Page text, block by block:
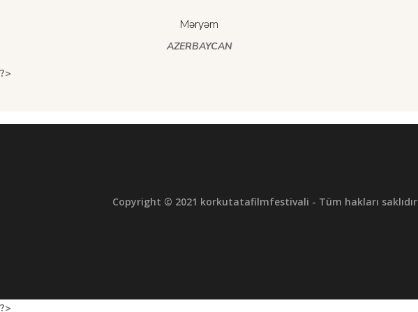
Məryəm
AZERBAYCAN
?>
Copyright © 2021 korkutatafilmfestivali - Tüm hakları saklıdır
?>